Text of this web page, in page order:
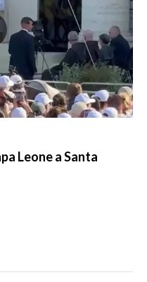
Leone a Santa